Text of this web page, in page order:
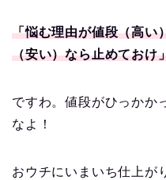
「悩む理由が値段（高い
（安い）なら止めておけ
ですわ。値段がひっかか
なよ！
おウチにいまいち仕上が